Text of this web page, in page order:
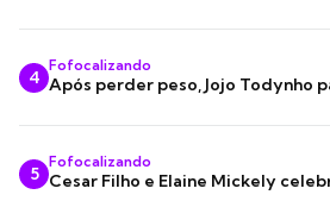
4
Fofocalizando
Após perder peso, Jojo Todynho
5
Fofocalizando
Cesar Filho e Elaine Mickely